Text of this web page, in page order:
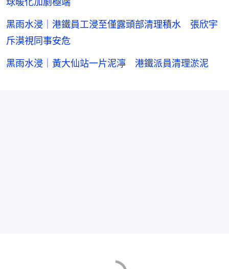
黑雨水浸｜港鐵員工浸至僅露頭部清理積水 張欣宇
斥漠視同事安危
黑雨水浸｜黃大仙站一片泥濘 港鐵派員清理淤泥